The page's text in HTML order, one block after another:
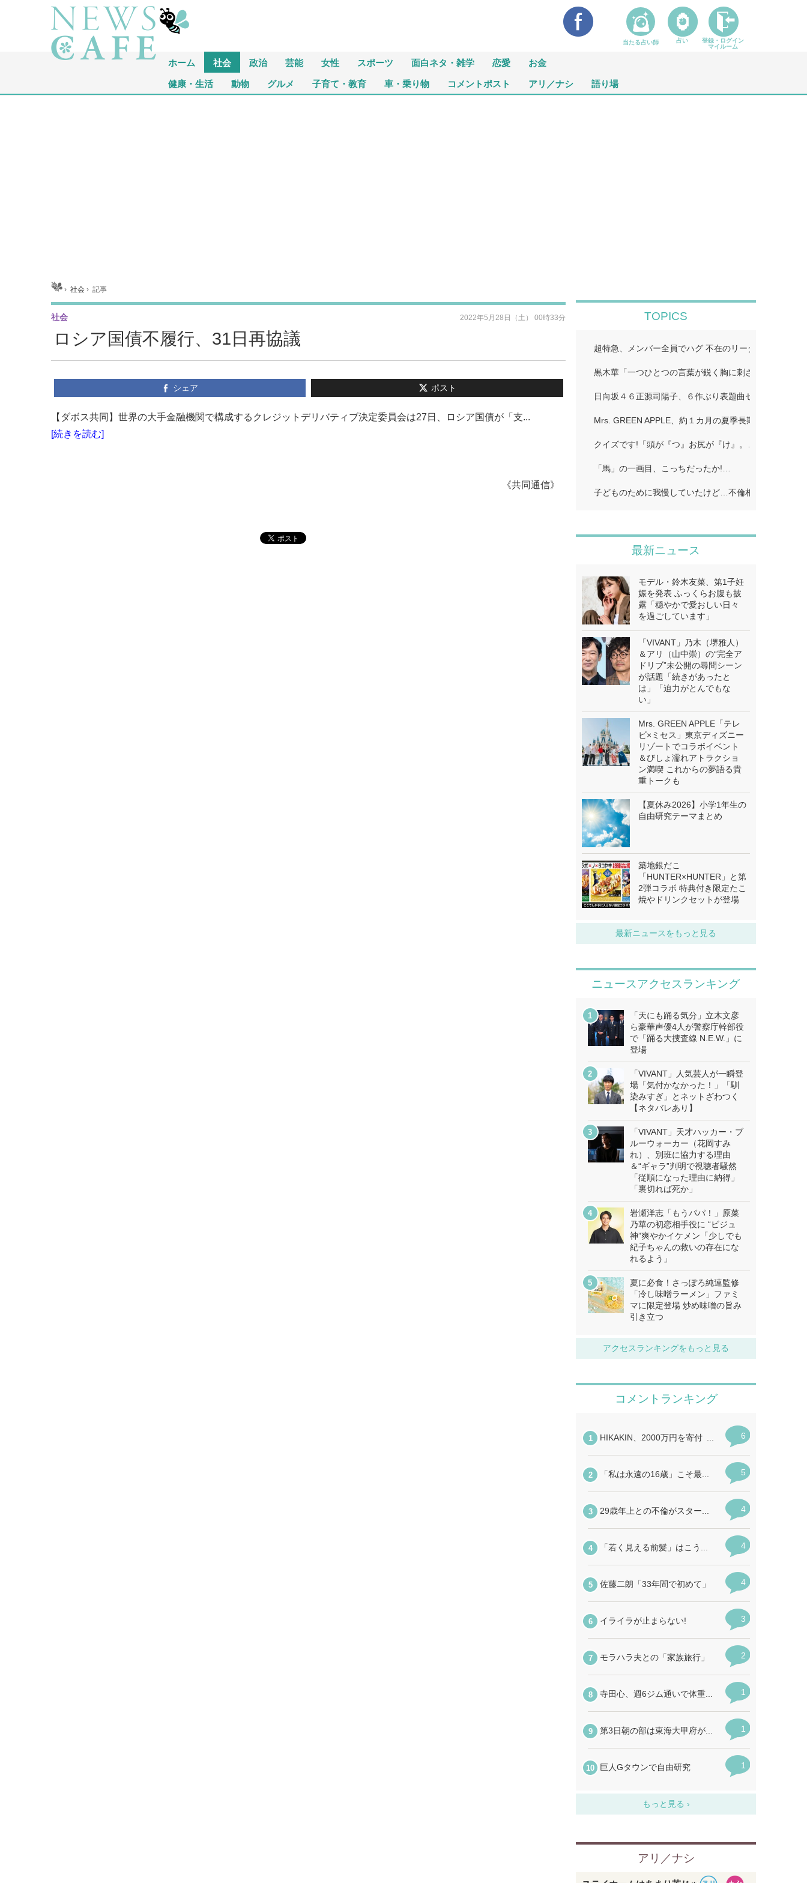
ホーム 社会 政治 芸能 女性 スポーツ 面白ネタ・雑学 恋愛 お金
健康・生活 動物 グルメ 子育て・教育 車・乗り物 コメントポスト アリ／ナシ 語り場
ホーム ›社会 ›記事
ロシア国債不履行、31日再協議
社会 2022年5月28日（土） 00時33分
シェア ポスト
【ダボス共同】世界の大手金融機関で構成するクレジットデリバティブ決定委員会は27日、ロシア国債が「支...
[続きを読む]
《共同通信》
TOPICS
超特急、メンバー全員でハグ 不在のリーダ・リョウガ
黒木華「一つひとつの言葉が鋭く胸に刺さる」…
日向坂４６正源司陽子、６作ぶり表題曲センターに 初
Mrs. GREEN APPLE、約１カ月の夏季長期休暇を発表
クイズです!「頭が『つ』お尻が『け』。…
「馬」の一画目、こっちだったか!…
子どものために我慢していたけど…不倫相手に「離婚
最新ニュース
モデル・鈴木友菜、第1子妊
娠を発表 ふっくらお腹も披
露「穏やかで愛おしい日々
を過ごしています」
「VIVANT」乃木（堺雅人）
＆アリ（山中崇）の“完全ア
ドリブ”未公開の尋問シーン
が話題「続きがあったと
は」「迫力がとんでもな
い」
Mrs. GREEN APPLE「テレ
ビ×ミセス」東京ディズニー
リゾートでコラボイベント
＆びしょ濡れアトラクショ
ン満喫 これからの夢語る貴
重トークも
【夏休み2026】小学1年生の
自由研究テーマまとめ
築地銀だこ
「HUNTER×HUNTER」と第
2弾コラボ 特典付き限定たこ
焼やドリンクセットが登場
最新ニュースをもっと見る
ニュースアクセスランキング
「天にも踊る気分」立木文彦
ら豪華声優4人が警察庁幹部役
で「踊る大捜査線 N.E.W.」に
登場
「VIVANT」人気芸人が一瞬登
場「気付かなかった！」「馴
染みすぎ」とネットざわつく
【ネタバレあり】
「VIVANT」天才ハッカー・ブ
ルーウォーカー（花岡すみ
れ）、別班に協力する理由
＆“ギャラ”判明で視聴者騒然
「従順になった理由に納得」
「裏切れば死か」
岩瀬洋志「もうパパ！」原菜
乃華の初恋相手役に “ビジュ
神”爽やかイケメン「少しでも
紀子ちゃんの救いの存在にな
れるよう」
夏に必食！さっぽろ純連監修
「冷し味噌ラーメン」ファミ
マに限定登場 炒め味噌の旨み
引き立つ
アクセスランキングをもっと見る
当たる占い師 占い
登録・ログイン
マイルーム